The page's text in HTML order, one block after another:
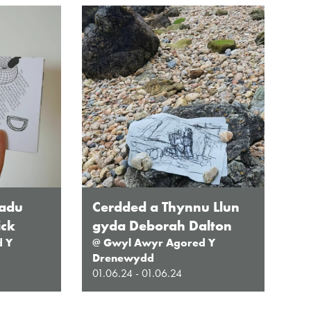
arbennig
gau
Y
Cerdded a Thynnu Llun
gyda Deborah Dalton
@ Gwyl Awyr Agored Y
Drenewydd
01.06.24 - 01.06.24